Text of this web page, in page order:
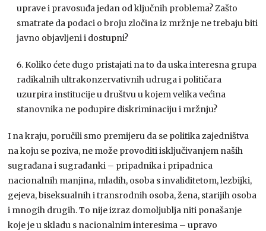
uprave i pravosuđa jedan od ključnih problema? Zašto
smatrate da podaci o broju zločina iz mržnje ne trebaju biti
javno objavljeni i dostupni?
Koliko ćete dugo pristajati na to da uska interesna grupa
radikalnih ultrakonzervativnih udruga i političara
uzurpira institucije u društvu u kojem velika većina
stanovnika ne podupire diskriminaciju i mržnju?
I na kraju, poručili smo premijeru da se politika zajedništva
na koju se poziva, ne može provoditi isključivanjem naših
sugrađana i sugrađanki – pripadnika i pripadnica
nacionalnih manjina, mladih, osoba s invaliditetom, lezbijki,
gejeva, biseksualnih i transrodnih osoba, žena, starijih osoba
i mnogih drugih. To nije izraz domoljublja niti ponašanje
koje je u skladu s nacionalnim interesima – upravo